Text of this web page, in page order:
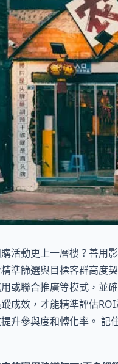
活動更上一層樓？善用
準篩選與目標客群高度
或聯合推廣等模式，並
成效，才能精準評估
升參與度和轉化率。 記